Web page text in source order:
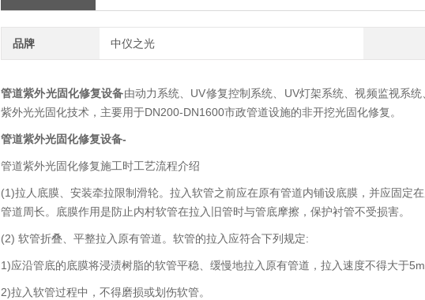
品牌 中仪之光
管道紫外光固化修复设备由动力系统、UV修复控制系统、UV灯架系统、视频监视系
紫外光光固化技术，主要用于DN200-DN1600市政管道设施的非开挖光固化修复。
管道紫外光固化修复设备-
管道紫外光固化修复施工时工艺流程介绍
(1)拉人底膜、安装牵拉限制滑轮。拉入软管之前应在原有管道内铺设底膜，并应固定
管道周长。底膜作用是防止内村软管在拉入旧管时与管底摩擦，保护衬管不受损害。
(2) 软管折叠、平整拉入原有管道。软管的拉入应符合下列规定:
1)应沿管底的底膜将浸渍树脂的软管平稳、缓慢地拉入原有管道，拉入速度不得大于5m
2)拉入软管过程中，不得磨损或划伤软管。